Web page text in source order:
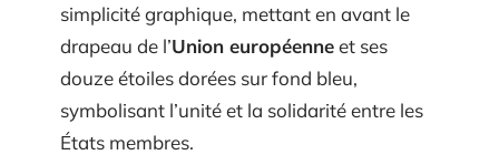
simplicité graphique, mettant en avant le
drapeau de l’Union européenneet ses
douze étoiles dorées sur fond bleu,
symbolisant l’unité et la solidarité entre les
États membres.